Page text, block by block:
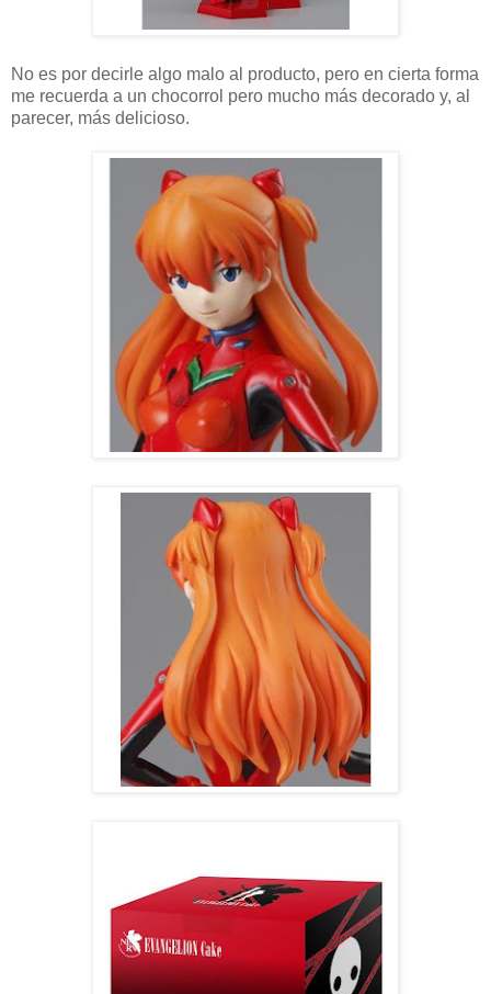
No es por decirle algo malo al producto, pero en cierta forma
me recuerda a un chocorrol pero mucho más decorado y, al
parecer, más delicioso.